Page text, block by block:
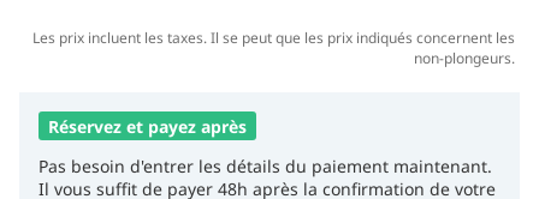
Les prix incluent les taxes. Il se peut que les prix indiqués concernent les
non-plongeurs.
Réservez et payez après
Pas besoin d'entrer les détails du paiement maintenant.
Il vous suffit de payer 48h après la confirmation de votre